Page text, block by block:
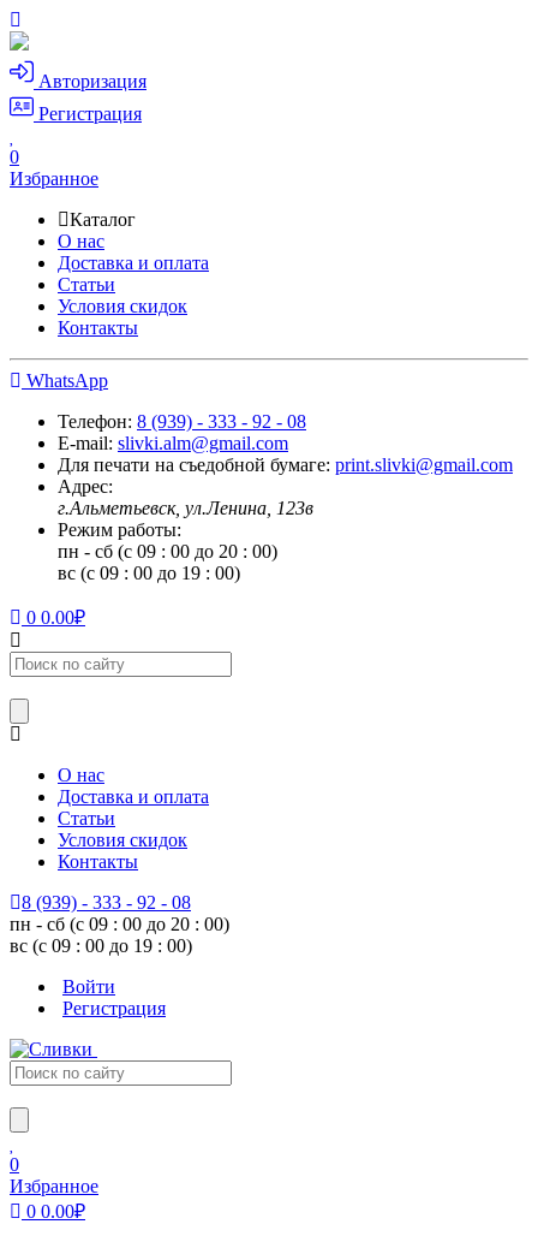
Авторизация
Регистрация
0
Избранное
Каталог
О нас
Доставка и оплата
Статьи
Условия скидок
Контакты
WhatsApp
Телефон: 8 (939) - 333 - 92 - 08
E-mail: slivki.alm@gmail.com
Для печати на съедобной бумаге: print.slivki@gmail.com
Адрес:
г.Альметьевск, ул.Ленина, 123в
Режим работы:
пн - сб (с 09 : 00 до 20 : 00)
вс (с 09 : 00 до 19 : 00)
0 0.00₽
О нас
Доставка и оплата
Статьи
Условия скидок
Контакты
8 (939) - 333 - 92 - 08
пн - сб (с 09 : 00 до 20 : 00)
вс (с 09 : 00 до 19 : 00)
Войти
Регистрация
0
Избранное
0 0.00₽